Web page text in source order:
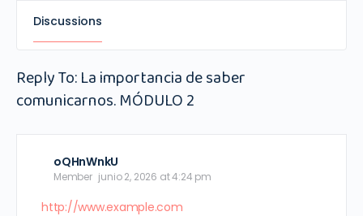
Discussions
Reply To: La importancia de saber
comunicarnos. MÓDULO 2
oQHnWnkU
Member junio 2, 2026 at 4:24 pm
http://www.example.com